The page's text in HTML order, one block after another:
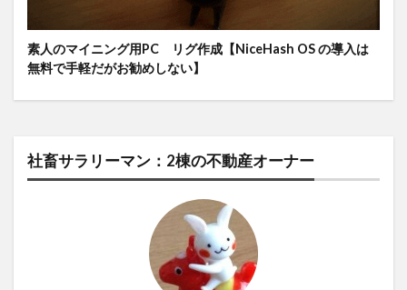
素人のマイニング用PC リグ作成【NiceHash OS の導入は
無料で手軽だがお勧めしない】
社畜サラリーマン：2棟の不動産オーナー